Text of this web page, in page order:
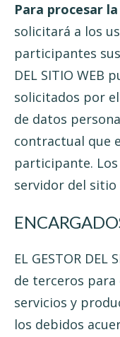
Para procesar
solicitará a los
participantes
DEL SITIO WEB
solicitados por
de datos
contractual que
participante.
servidor del sitio
EL GESTOR
de terceros para
servicios y
los debidos